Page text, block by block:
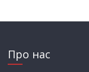
Про нас